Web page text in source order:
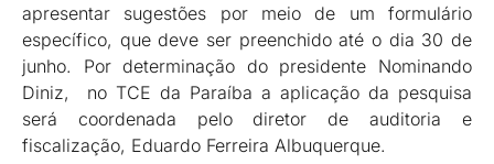
apresentar sugestões por meio de um formulário
específico, que deve ser preenchido até o dia 30 de
junho. Por determinação do presidente Nominando
Diniz, no TCE da Paraíba a aplicação da pesquisa
será coordenada pelo diretor de auditoria e
fiscalização, Eduardo Ferreira Albuquerque.